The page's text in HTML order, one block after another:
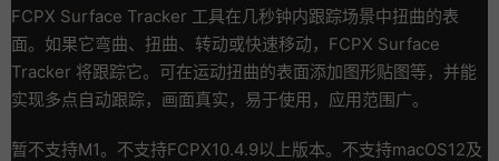
FCPX Surface Tracker 工具在几秒钟内跟踪场景中扭曲的表
面。如果它弯曲、扭曲、转动或快速移动，FCPX Surface
Tracker 将跟踪它。可在运动扭曲的表面添加图形贴图等，并能
实现多点自动跟踪，画面真实，易于使用，应用范围广。
暂不支持M1。不支持FCPX10.4.9以上版本。不支持macOS12及